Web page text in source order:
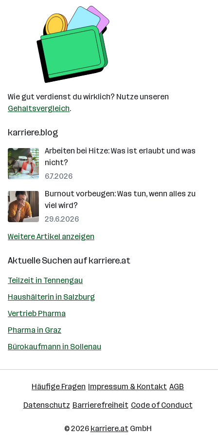
Wie gut verdienst du wirklich? Nutze unseren
Gehaltsvergleich.
karriere.blog
Arbeiten bei Hitze: Was ist erlaubt und was
nicht?
6.7.2026
Burnout vorbeugen: Was tun, wenn alles zu
viel wird?
29.6.2026
Weitere Artikel anzeigen
Aktuelle Suchen aufkarriere.at
Teilzeit in Tennengau
Haushälterin in Salzburg
Vertrieb Pharma
Pharma in Graz
Bürokaufmann in Sollenau
Häufige Fragen Impressum & Kontakt AGB
Datenschutz Barrierefreiheit Code of Conduct
© 2026 karriere.atGmbH